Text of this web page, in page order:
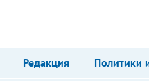
Редакция Политики